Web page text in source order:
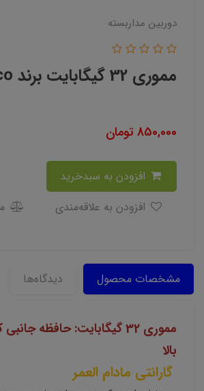
دوربین مداربسته
مموری 32 گیگابایت برند vicco
850,000 تومان
مشخصات محصول دیدگاه‌ها
مموری 32 گیگابایت: حافظه
بالا
گارانتی مادام العمر